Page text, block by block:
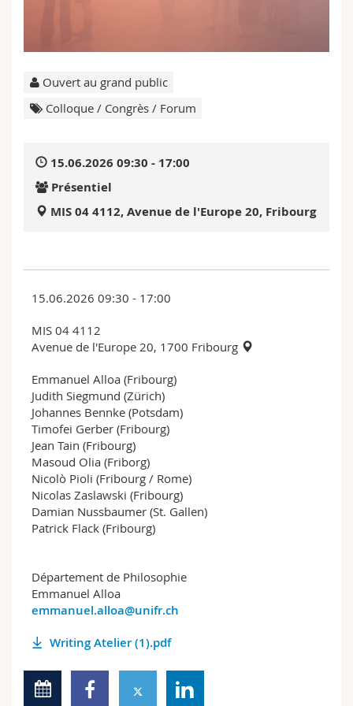
Interfacultaire
Doctorants
Webmail
Programme des cours
Ouvert au grand public
Colloque / Congrès / Forum
15.06.2026 09:30 - 17:00
Présentiel
MIS 04 4112, Avenue de l'Europe 20, Fribourg
15.06.2026 09:30 - 17:00
MIS 04 4112
Avenue de l'Europe 20, 1700 Fribourg
Emmanuel Alloa (Fribourg)
Judith Siegmund (Zürich)
Johannes Bennke (Potsdam)
Timofei Gerber (Fribourg)
Jean Tain (Fribourg)
Masoud Olia (Friborg)
Nicolò Pioli (Fribourg / Rome)
Nicolas Zaslawski (Fribourg)
Damian Nussbaumer (St. Gallen)
Patrick Flack (Fribourg)
Département de Philosophie
Emmanuel Alloa
emmanuel.alloa@unifr.ch
Writing Atelier (1).pdf